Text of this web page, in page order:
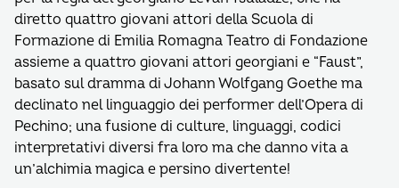
diretto quattro giovani attori della Scuola di
Formazione di Emilia Romagna Teatro di Fondazione
assieme a quattro giovani attori georgiani e “Faust”,
basato sul dramma di Johann Wolfgang Goethe ma
declinato nel linguaggio dei performer dell’Opera di
Pechino; una fusione di culture, linguaggi, codici
interpretativi diversi fra loro ma che danno vita a
un’alchimia magica e persino divertente!